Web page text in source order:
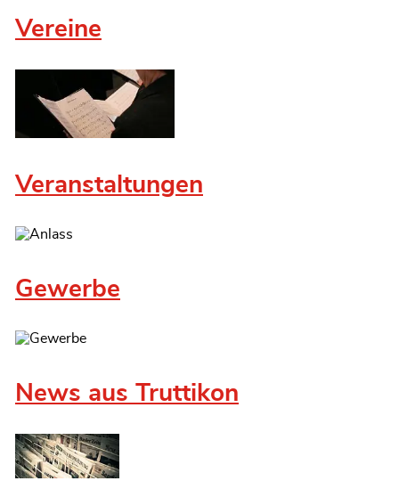
Vereine
Veranstaltungen
Gewerbe
News aus Truttikon